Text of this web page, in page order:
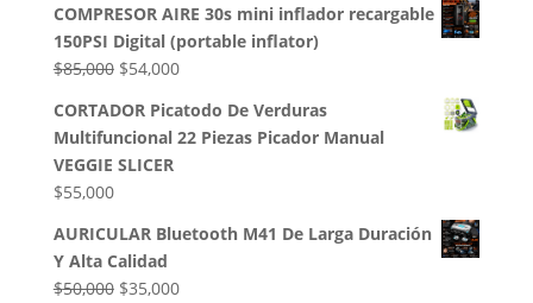
original
era:
$50,000.
actual
es:
$35,000.
COMPRESOR AIRE 30s mini inflador recargable
150PSI Digital (portable inflator)
$85,000 El
original
era:
$85,000.
$54,000El
actual
es:
CORTADOR Picatodo De Verduras
Multifuncional 22 Piezas Picador Manual
VEGGIE SLICER
$55,000
AURICULAR Bluetooth M41 De Larga Duración
Y Alta Calidad
$50,000 El
$35,000El